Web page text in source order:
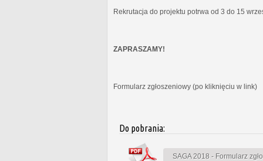
Rekrutacja do projektu potrwa od 3 do 15
ZAPRASZAMY!
Formularz zgłoszeniowy (po kliknięciu w link)
Do pobrania:
SAGA 2018 - Formularz